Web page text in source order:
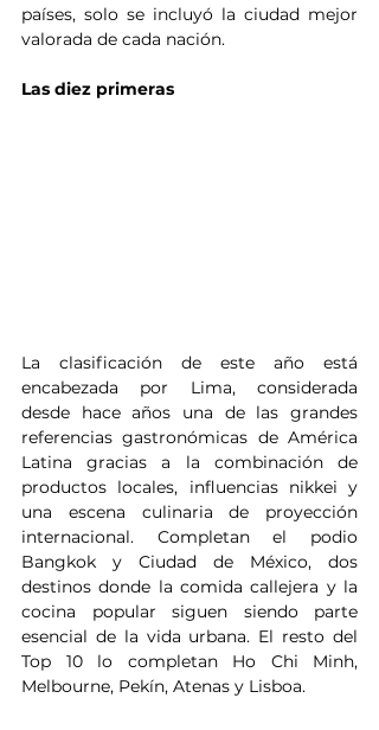
países, solo se incluyó la ciudad mejor
valorada de cada nación.
Las diez primeras
La clasificación de este año está
encabezada por Lima, considerada
desde hace años una de las grandes
referencias gastronómicas de América
Latina gracias a la combinación de
productos locales, influencias nikkei y
una escena culinaria de proyección
internacional. Completan el podio
Bangkok y Ciudad de México, dos
destinos donde la comida callejera y la
cocina popular siguen siendo parte
esencial de la vida urbana. El resto del
Top 10 lo completan Ho Chi Minh,
Melbourne, Pekín, Atenas y Lisboa.